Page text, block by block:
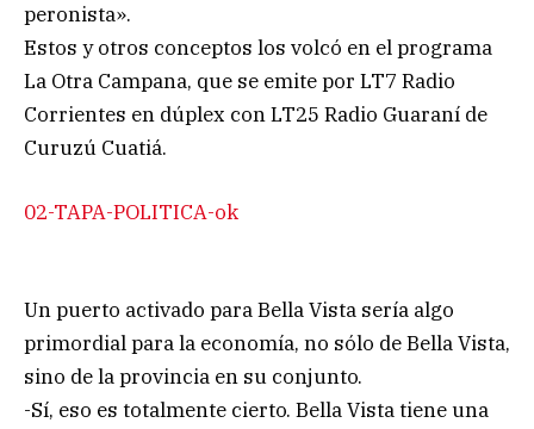
peronista».
Estos y otros conceptos los volcó en el programa
La Otra Campana, que se emite por LT7 Radio
Corrientes en dúplex con LT25 Radio Guaraní de
Curuzú Cuatiá.
02-TAPA-POLITICA-ok
Un puerto activado para Bella Vista sería algo
primordial para la economía, no sólo de Bella Vista,
sino de la provincia en su conjunto.
-Sí, eso es totalmente cierto. Bella Vista tiene una